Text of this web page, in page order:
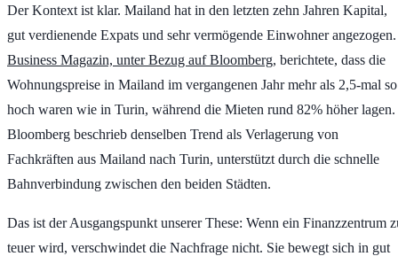
Der Kontext ist klar. Mailand hat in den letzten zehn Jahren Kapital,
gut verdienende Expats und sehr vermögende Einwohner angezogen.
Business Magazin, unter Bezug auf Bloomberg, berichtete, dass die
Wohnungspreise in Mailand im vergangenen Jahr mehr als 2,5-mal so
hoch waren wie in Turin, während die Mieten rund 82% höher lagen.
Bloomberg beschrieb denselben Trend als Verlagerung von
Fachkräften aus Mailand nach Turin, unterstützt durch die schnelle
Bahnverbindung zwischen den beiden Städten.
Das ist der Ausgangspunkt unserer These: Wenn ein Finanzzentrum
teuer wird, verschwindet die Nachfrage nicht. Sie bewegt sich in gut